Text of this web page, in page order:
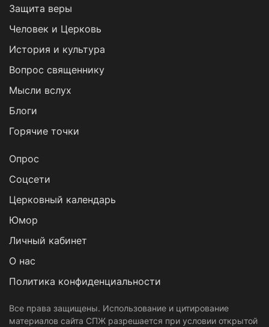
Защита веры
Человек и Церковь
История и культура
Вопрос священнику
Мысли вслух
Блоги
Горячие точки
Опрос
Cоцсети
Церковный календарь
Юмор
Личный кабинет
О нас
Политика конфиденциальности
Все права защищены. Использование и цитирование
материалов сайта СПЖ разрешается при условии открытой